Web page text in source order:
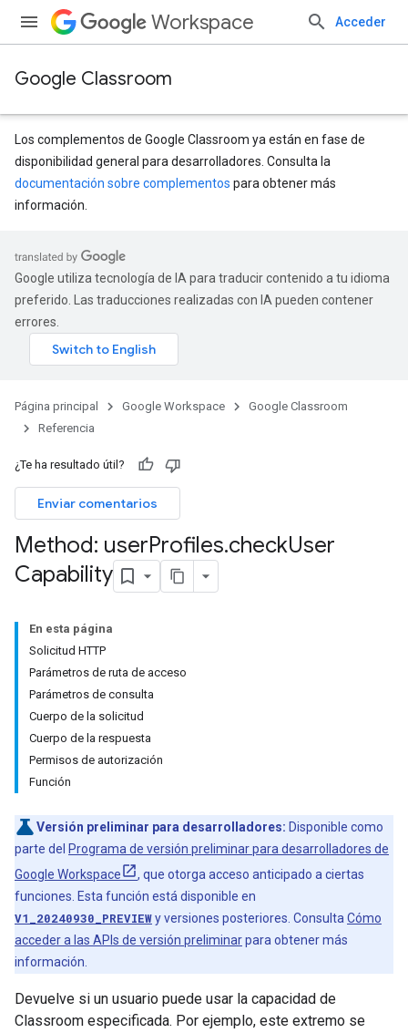
Workspace Acceder
Google Classroom
Los complementos de Google Classroom ya están en fase de
disponibilidad general para desarrolladores. Consulta la
documentación sobre complementos para obtener más
información.
Google utiliza tecnología de IA para traducir contenido a tu idioma
preferido. Las traducciones realizadas con IA pueden contener
errores.
Página principal Google Workspace
Google Classroom
Referencia
¿Te ha resultado útil?
Enviar comentarios
Method: userProfiles.checkUser
Capability
En esta página
Solicitud HTTP
Parámetros de ruta de acceso
Parámetros de consulta
Cuerpo de la solicitud
Cuerpo de la respuesta
Permisos de autorización
Función
Versión preliminar para desarrolladores: Disponible como
parte del Programa de versión preliminar para desarrolladores de
Google Workspace
, que otorga acceso anticipado a ciertas
funciones. Esta función está disponible en
V1_20240930_PREVIEWy versiones posteriores. Consulta Cómo
acceder a las APIs de versión preliminarpara obtener más
información.
Devuelve si un usuario puede usar la capacidad de
Classroom especificada. Por ejemplo, este extremo se